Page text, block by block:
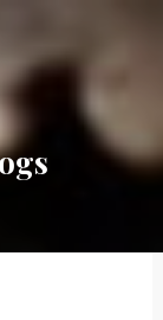
Gallery